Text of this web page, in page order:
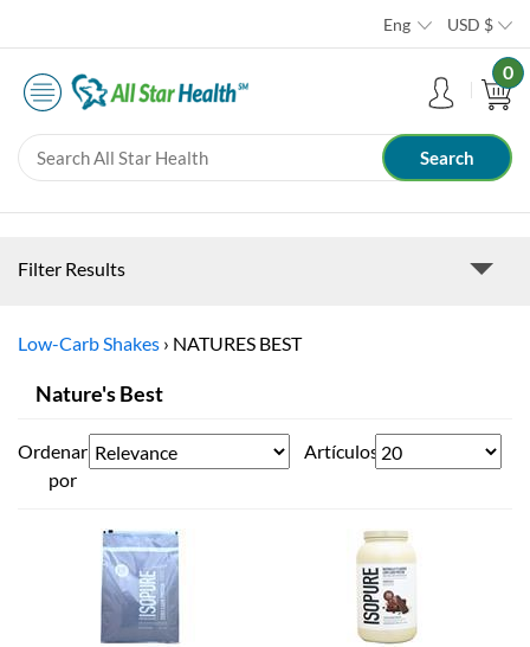
Eng USD $
0
Filter Results
Low-Carb Shakes › NATURES BEST
Nature's Best
Ordenar
por
Artículos